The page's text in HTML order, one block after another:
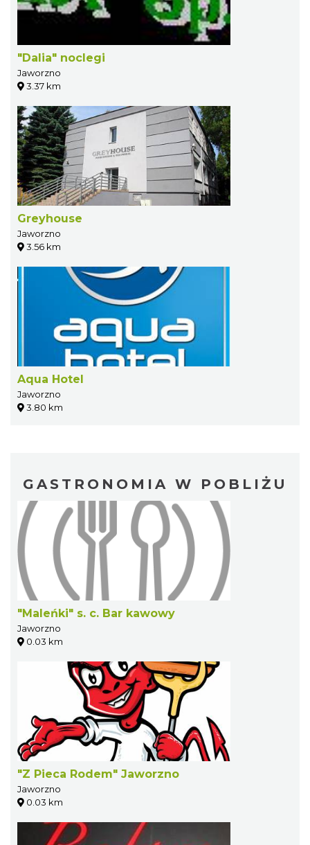
"Dalia" noclegi
Jaworzno
3.37 km
Greyhouse
Jaworzno
3.56 km
Aqua Hotel
Jaworzno
3.80 km
GASTRONOMIA W POBLIŻU
"Maleńki" s. c. Bar kawowy
Jaworzno
0.03 km
"Z Pieca Rodem" Jaworzno
Jaworzno
0.03 km